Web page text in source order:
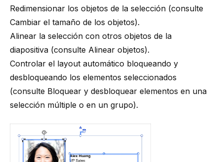
Redimensionar los objetos de la selección (consulte
Cambiar el tamaño de los objetos).
Alinear la selección con otros objetos de la
diapositiva (consulte Alinear objetos).
Controlar el layout automático bloqueando y
desbloqueando los elementos seleccionados
(consulte Bloquear y desbloquear elementos en una
selección múltiple o en un grupo).